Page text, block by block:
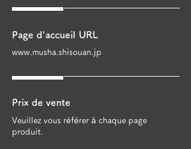
Page d'accueil URL
www.musha.shisouan.jp
Prix de vente
Veuillez vous référer à chaque page
produit.